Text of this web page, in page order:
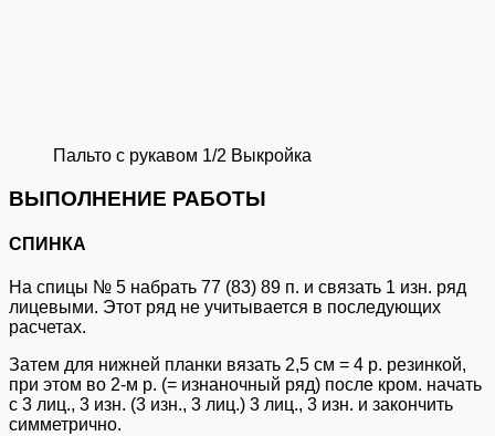
Пальто с рукавом 1/2 Выкройка
ВЫПОЛНЕНИЕ РАБОТЫ
СПИНКА
На спицы № 5 набрать 77 (83) 89 п. и связать 1 изн. ряд
лицевыми. Этот ряд не учитывается в последующих
расчетах.
Затем для нижней планки вязать 2,5 см = 4 р. резинкой,
при этом во 2-м р. (= изнаночный ряд) после кром. начать
с 3 лиц., 3 изн. (3 изн., 3 лиц.) 3 лиц., 3 изн. и закончить
симметрично.